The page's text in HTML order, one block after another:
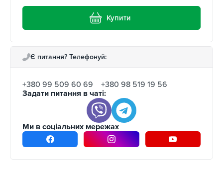
Купити
Є питання? Телефонуй:
+380 99 509 60 69
+380 98 519 19 56
Задати питання в чаті:
Ми в соціальних мережах